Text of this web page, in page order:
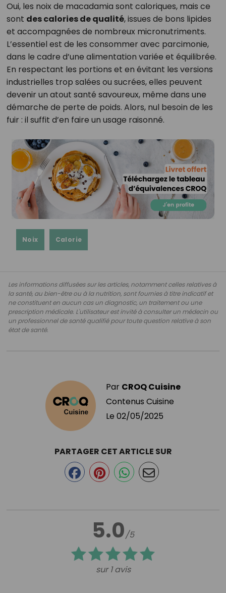
Oui, les noix de macadamia sont caloriques, mais ce
sont des calories de qualité, issues de bons lipides
et accompagnées de nombreux micronutriments.
L’essentiel est de les consommer avec parcimonie,
dans le cadre d’une alimentation variée et équilibrée.
En respectant les portions et en évitant les versions
industrielles trop salées ou sucrées, elles peuvent
devenir un atout santé savoureux, même dans une
démarche de perte de poids. Alors, nul besoin de les
fuir : il suffit d’en faire un usage raisonné.
Noix Calorie
Les informations diffusées sur les articles, notamment celles relatives à
la santé, au bien-être ou à la nutrition, sont fournies à titre indicatif et
ne constituent en aucun cas un diagnostic, un traitement ou une
prescription médicale. L'utilisateur est invité à consulter un médecin ou
un professionnel de santé qualifié pour toute question relative à son
état de santé.
Par CROQ Cuisine
Contenus Cuisine
Le 02/05/2025
5.0/5
sur 1 avis
PARTAGER CET ARTICLE SUR